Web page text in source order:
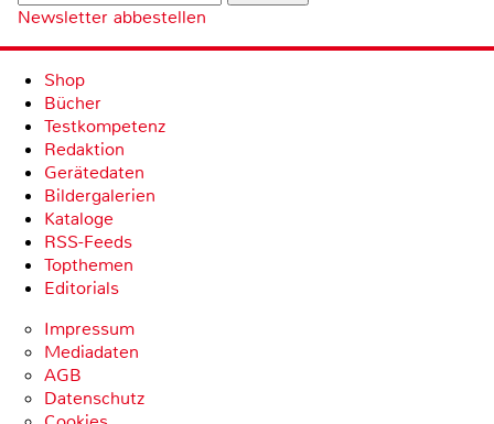
Newsletter abbestellen
Shop
Bücher
Testkompetenz
Redaktion
Gerätedaten
Bildergalerien
Kataloge
RSS-Feeds
Topthemen
Editorials
Impressum
Mediadaten
AGB
Datenschutz